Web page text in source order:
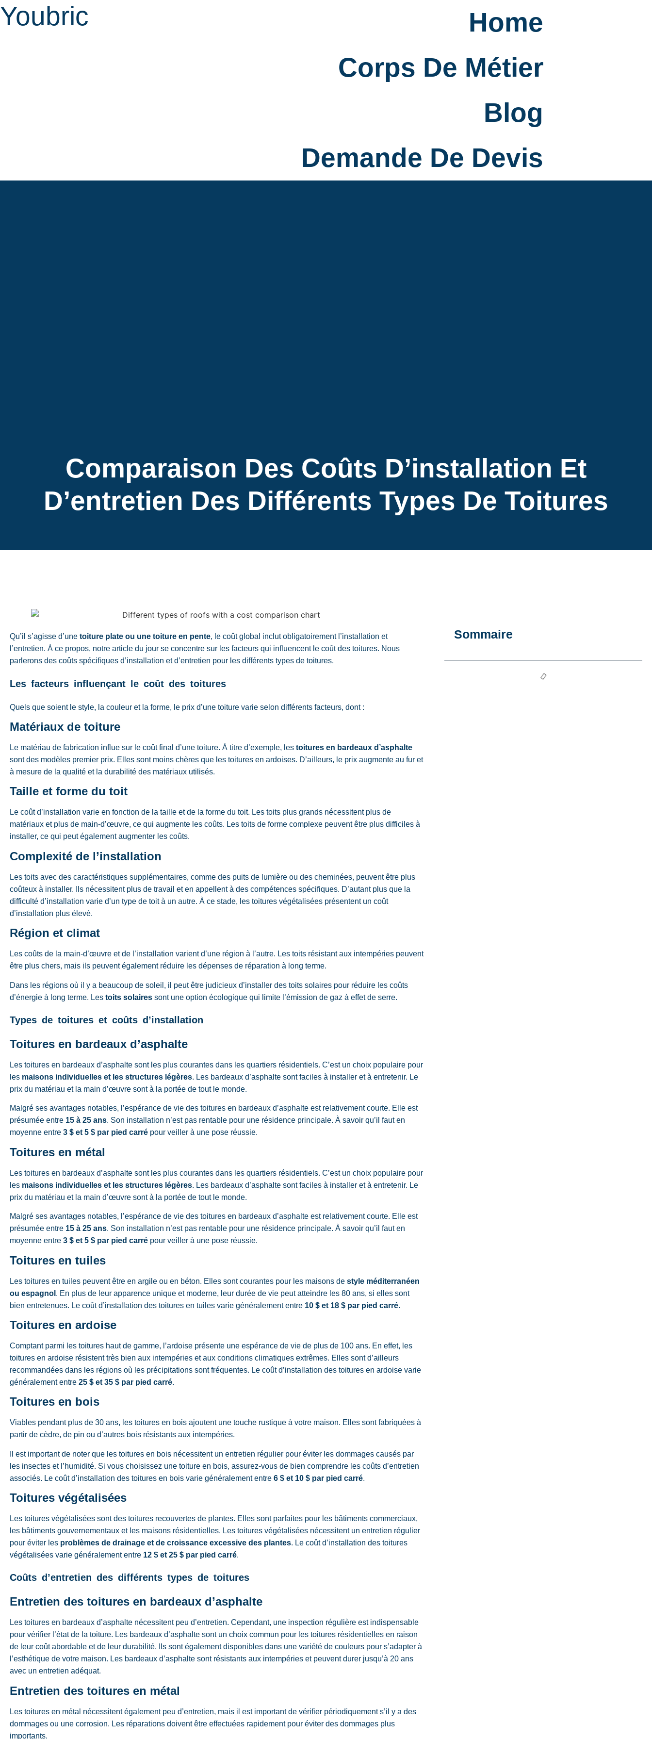
Youbric
Home
Corps De Métier
Blog
Demande De Devis
Comparaison Des Coûts D’installation Et
D’entretien Des Différents Types De Toitures
Qu’il s’agisse d’une toiture plate ou une toiture en pente, le coût global inclut obligatoirement l’installation et
l’entretien. À ce propos, notre article du jour se concentre sur les facteurs qui influencent le coût des toitures. Nous
parlerons des coûts spécifiques d’installation et d’entretien pour les différents types de toitures.
Les facteurs influençant le coût des toitures
Quels que soient le style, la couleur et la forme, le prix d’une toiture varie selon différents facteurs, dont :
Matériaux de toiture
Le matériau de fabrication influe sur le coût final d’une toiture. À titre d’exemple, les toitures en bardeaux d’asphalte
sont des modèles premier prix. Elles sont moins chères que les toitures en ardoises. D’ailleurs, le prix augmente au fur et
à mesure de la qualité et la durabilité des matériaux utilisés.
Taille et forme du toit
Le coût d’installation varie en fonction de la taille et de la forme du toit. Les toits plus grands nécessitent plus de
matériaux et plus de main-d’œuvre, ce qui augmente les coûts. Les toits de forme complexe peuvent être plus difficiles à
installer, ce qui peut également augmenter les coûts.
Complexité de l’installation
Les toits avec des caractéristiques supplémentaires, comme des puits de lumière ou des cheminées, peuvent être plus
coûteux à installer. Ils nécessitent plus de travail et en appellent à des compétences spécifiques. D’autant plus que la
difficulté d’installation varie d’un type de toit à un autre. À ce stade, les toitures végétalisées présentent un coût
d’installation plus élevé.
Région et climat
Les coûts de la main-d’œuvre et de l’installation varient d’une région à l’autre. Les toits résistant aux intempéries peuvent
être plus chers, mais ils peuvent également réduire les dépenses de réparation à long terme.
Dans les régions où il y a beaucoup de soleil, il peut être judicieux d’installer des toits solaires pour réduire les coûts
d’énergie à long terme. Les toits solaires sont une option écologique qui limite l’émission de gaz à effet de serre.
Types de toitures et coûts d’installation
Toitures en bardeaux d’asphalte
Les toitures en bardeaux d’asphalte sont les plus courantes dans les quartiers résidentiels. C’est un choix populaire pour
les maisons individuelles et les structures légères. Les bardeaux d’asphalte sont faciles à installer et à entretenir. Le
prix du matériau et la main d’œuvre sont à la portée de tout le monde.
Malgré ses avantages notables, l’espérance de vie des toitures en bardeaux d’asphalte est relativement courte. Elle est
présumée entre 15 à 25 ans. Son installation n’est pas rentable pour une résidence principale. À savoir qu’il faut en
moyenne entre 3 $ et 5 $ par pied carré pour veiller à une pose réussie.
Toitures en métal
Les toitures en bardeaux d’asphalte sont les plus courantes dans les quartiers résidentiels. C’est un choix populaire pour
les maisons individuelles et les structures légères. Les bardeaux d’asphalte sont faciles à installer et à entretenir. Le
prix du matériau et la main d’œuvre sont à la portée de tout le monde.
Malgré ses avantages notables, l’espérance de vie des toitures en bardeaux d’asphalte est relativement courte. Elle est
présumée entre 15 à 25 ans. Son installation n’est pas rentable pour une résidence principale. À savoir qu’il faut en
moyenne entre 3 $ et 5 $ par pied carré pour veiller à une pose réussie.
Toitures en tuiles
Les toitures en tuiles peuvent être en argile ou en béton. Elles sont courantes pour les maisons de style méditerranéen
ou espagnol . En plus de leur apparence unique et moderne, leur durée de vie peut atteindre les 80 ans, si elles sont
bien entretenues. Le coût d’installation des toitures en tuiles varie généralement entre 10 $ et 18 $ par pied carré.
Toitures en ardoise
Comptant parmi les toitures haut de gamme, l’ardoise présente une espérance de vie de plus de 100 ans. En effet, les
toitures en ardoise résistent très bien aux intempéries et aux conditions climatiques extrêmes. Elles sont d’ailleurs
recommandées dans les régions où les précipitations sont fréquentes. Le coût d’installation des toitures en ardoise varie
généralement entre 25 $ et 35 $ par pied carré.
Toitures en bois
Viables pendant plus de 30 ans, les toitures en bois ajoutent une touche rustique à votre maison. Elles sont fabriquées à
partir de cèdre, de pin ou d’autres bois résistants aux intempéries.
Il est important de noter que les toitures en bois nécessitent un entretien régulier pour éviter les dommages causés par
les insectes et l’humidité. Si vous choisissez une toiture en bois, assurez-vous de bien comprendre les coûts d’entretien
associés. Le coût d’installation des toitures en bois varie généralement entre 6 $ et 10 $ par pied carré.
Toitures végétalisées
Les toitures végétalisées sont des toitures recouvertes de plantes. Elles sont parfaites pour les bâtiments commerciaux,
les bâtiments gouvernementaux et les maisons résidentielles. Les toitures végétalisées nécessitent un entretien régulier
pour éviter les problèmes de drainage et de croissance excessive des plantes. Le coût d’installation des toitures
végétalisées varie généralement entre 12 $ et 25 $ par pied carré.
Coûts d’entretien des différents types de toitures
Entretien des toitures en bardeaux d’asphalte
Les toitures en bardeaux d’asphalte nécessitent peu d’entretien. Cependant, une inspection régulière est indispensable
pour vérifier l’état de la toiture. Les bardeaux d’asphalte sont un choix commun pour les toitures résidentielles en raison
de leur coût abordable et de leur durabilité. Ils sont également disponibles dans une variété de couleurs pour s’adapter à
l’esthétique de votre maison. Les bardeaux d’asphalte sont résistants aux intempéries et peuvent durer jusqu’à 20 ans
avec un entretien adéquat.
Entretien des toitures en métal
Les toitures en métal nécessitent également peu d’entretien, mais il est important de vérifier périodiquement s’il y a des
dommages ou une corrosion. Les réparations doivent être effectuées rapidement pour éviter des dommages plus
importants.
Sommaire